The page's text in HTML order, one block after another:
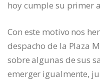
hoy cumple su primer
Con este motivo nos
despacho de la Plaza
sobre algunas de sus
emerger igualmente,